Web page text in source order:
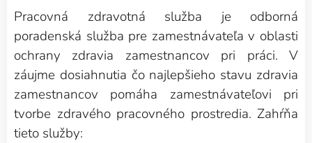
Pracovná zdravotná služba je odborná
poradenská služba pre zamestnávateľa v oblasti
ochrany zdravia zamestnancov pri práci. V
záujme dosiahnutia čo najlepšieho stavu zdravia
zamestnancov pomáha zamestnávateľovi pri
tvorbe zdravého pracovného prostredia. Zahŕňa
tieto služby: